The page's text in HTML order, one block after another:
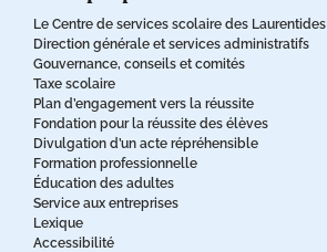
Le Centre de services scolaire des Laurentides
Direction générale et services administratifs
Gouvernance, conseils et comités
Taxe scolaire
Plan d’engagement vers la réussite
Fondation pour la réussite des élèves
Divulgation d’un acte répréhensible
Formation professionnelle
Éducation des adultes
Service aux entreprises
Lexique
Accessibilité